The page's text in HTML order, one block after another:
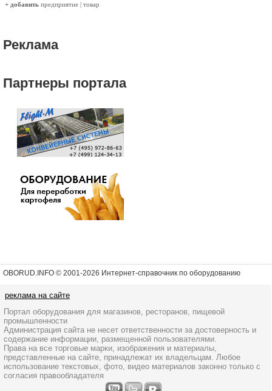
+ добавить предприятие | товар
Реклама
Партнеры портала
OBORUD.INFO © 2001-2026 Интернет-справочник по оборудованию
реклама на сайте
Портал оборудования для магазинов, ресторанов, пищевой
промышленности
Администрация сайта не несет ответственности за достоверность и
содержание информации, размещенной пользователями.
Права на все торговые марки, изображения и материалы,
представленные на сайте, принадлежат их владельцам. Любое
использование текстовых, фото, видео материалов законно только с
согласия правообладателя